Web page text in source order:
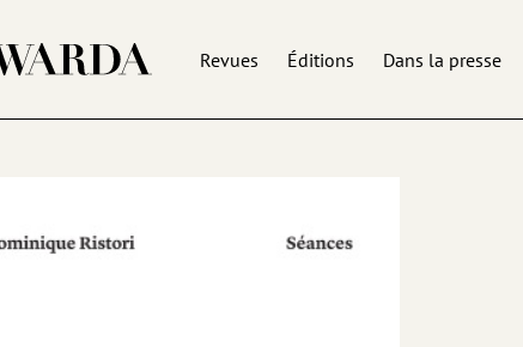
Revues Éditions Dans la presse